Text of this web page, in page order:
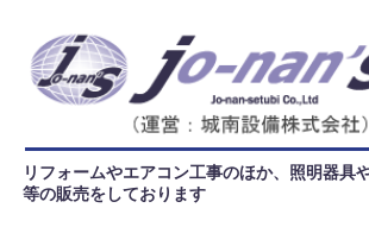
リフォームやエアコン工事のほか、照明器具
等の販売をしております